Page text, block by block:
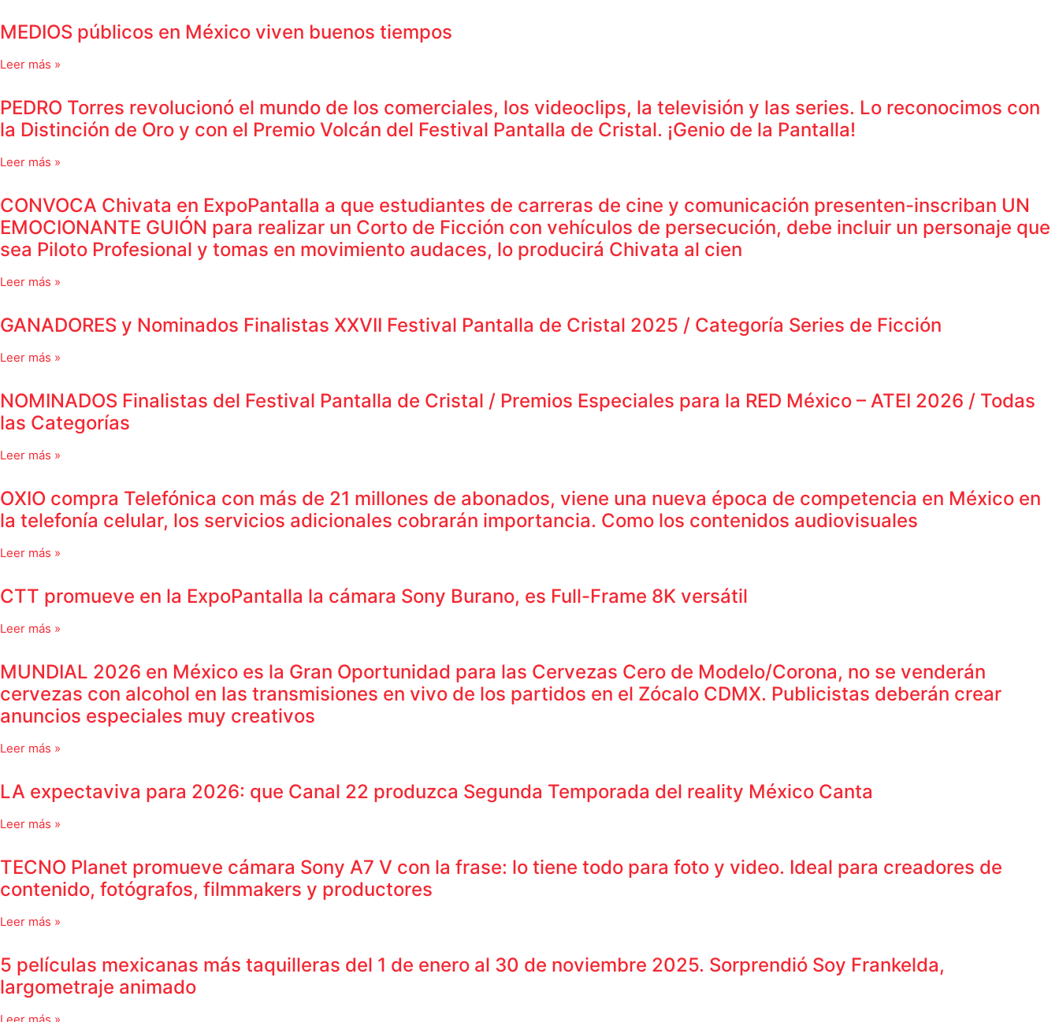
MEDIOS públicos en México viven buenos tiempos
Leer más »
PEDRO Torres revolucionó el mundo de los comerciales, los videoclips, la televisión y las series. Lo reconocimos con
la Distinción de Oro y con el Premio Volcán del Festival Pantalla de Cristal. ¡Genio de la Pantalla!
Leer más »
CONVOCA Chivata en ExpoPantalla a que estudiantes de carreras de cine y comunicación presenten-inscriban UN
EMOCIONANTE GUIÓN para realizar un Corto de Ficción con vehículos de persecución, debe incluir un personaje que
sea Piloto Profesional y tomas en movimiento audaces, lo producirá Chivata al cien
Leer más »
GANADORES y Nominados Finalistas XXVII Festival Pantalla de Cristal 2025 / Categoría Series de Ficción
Leer más »
NOMINADOS Finalistas del Festival Pantalla de Cristal / Premios Especiales para la RED México – ATEI 2026 / Todas
las Categorías
Leer más »
OXIO compra Telefónica con más de 21 millones de abonados, viene una nueva época de competencia en México en
la telefonía celular, los servicios adicionales cobrarán importancia. Como los contenidos audiovisuales
Leer más »
CTT promueve en la ExpoPantalla la cámara Sony Burano, es Full-Frame 8K versátil
Leer más »
MUNDIAL 2026 en México es la Gran Oportunidad para las Cervezas Cero de Modelo/Corona, no se venderán
cervezas con alcohol en las transmisiones en vivo de los partidos en el Zócalo CDMX. Publicistas deberán crear
anuncios especiales muy creativos
Leer más »
LA expectaviva para 2026: que Canal 22 produzca Segunda Temporada del reality México Canta
Leer más »
TECNO Planet promueve cámara Sony A7 V con la frase: lo tiene todo para foto y video. Ideal para creadores de
contenido, fotógrafos, filmmakers y productores
Leer más »
5 películas mexicanas más taquilleras del 1 de enero al 30 de noviembre 2025. Sorprendió Soy Frankelda,
largometraje animado